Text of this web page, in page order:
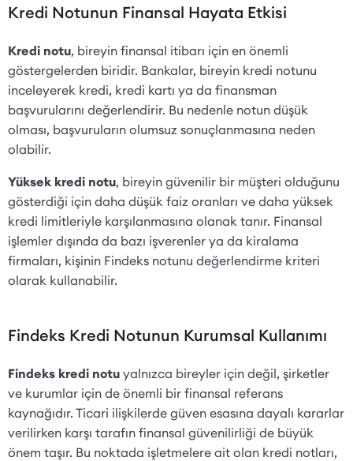
Kredi Notunun Finansal Hayata Etkisi
Kredi notu, bireyin finansal itibarı için en önemli
göstergelerden biridir. Bankalar, bireyin kredi notunu
inceleyerek kredi, kredi kartı ya da finansman
başvurularını değerlendirir. Bu nedenle notun düşük
olması, başvuruların olumsuz sonuçlanmasına neden
olabilir.
Yüksek kredi notu, bireyin güvenilir bir müşteri olduğunu
gösterdiği için daha düşük faiz oranları ve daha yüksek
kredi limitleriyle karşılanmasına olanak tanır. Finansal
işlemler dışında da bazı işverenler ya da kiralama
firmaları, kişinin Findeks notunu değerlendirme kriteri
olarak kullanabilir.
Findeks Kredi Notunun Kurumsal Kullanımı
Findeks kredi notu yalnızca bireyler için değil, şirketler
ve kurumlar için de önemli bir finansal referans
kaynağıdır. Ticari ilişkilerde güven esasına dayalı kararlar
verilirken karşı tarafın finansal güvenilirliği de büyük
önem taşır. Bu noktada işletmelere ait olan kredi notları,